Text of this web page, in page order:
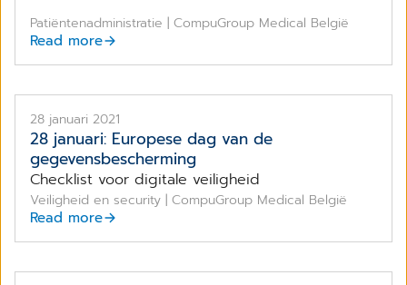
Patiëntenadministratie | CompuGroup Medical België
Read more
28 januari 2021
28 januari: Europese dag van de
gegevensbescherming
Checklist voor digitale veiligheid
Veiligheid en security | CompuGroup Medical België
Read more